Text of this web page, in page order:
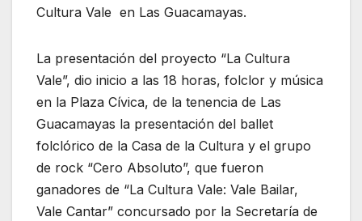
Cultura Vale en Las Guacamayas.
La presentación del proyecto “La Cultura
Vale”, dio inicio a las 18 horas, folclor y música
en la Plaza Cívica, de la tenencia de Las
Guacamayas la presentación del ballet
folclórico de la Casa de la Cultura y el grupo
de rock “Cero Absoluto”, que fueron
ganadores de “La Cultura Vale: Vale Bailar,
Vale Cantar” concursado por la Secretaría de